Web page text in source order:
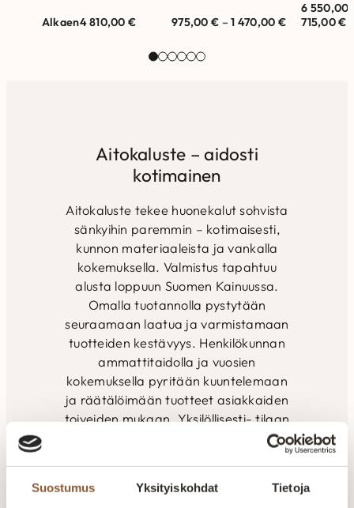
Suostumus Yksityiskohdat Tietoja
Runkorakenne on
Alkaen4 810,00€
sekä rahi. Rahikokoja
kokoisina riippuen
975,00 € –1 470,00 €
6 550,00
715,00€
Aitokaluste – aidosti
kotimainen
Aitokaluste tekee huonekalut sohvista
sänkyihin paremmin – kotimaisesti,
kunnon materiaaleista ja vankalla
kokemuksella. Valmistus tapahtuu
alusta loppuun Suomen Kainuussa.
Omalla tuotannolla pystytään
seuraamaan laatua ja varmistamaan
tuotteiden kestävyys. Henkilökunnan
ammattitaidolla ja vuosien
kokemuksella pyritään kuuntelemaan
ja räätälöimään tuotteet asiakkaiden
toiveiden mukaan. Yksilöllisesti- tilaan
kuin tilaan. Kaikki valikoimamme
Avainlippu-merkki kertoo Suomessa